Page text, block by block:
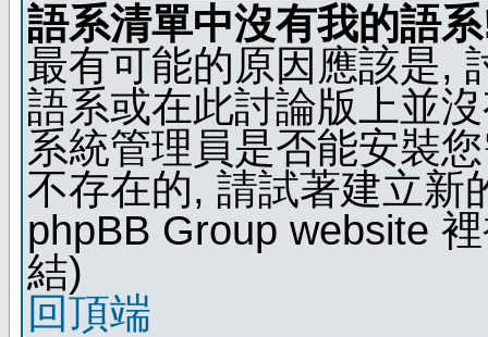
語系清單中沒有我的語
最有可能的原因應該是,
語系或在此討論版上並
系統管理員是否能安裝
不存在的, 請試著建立新
phpBB Group website
結)
回頂端